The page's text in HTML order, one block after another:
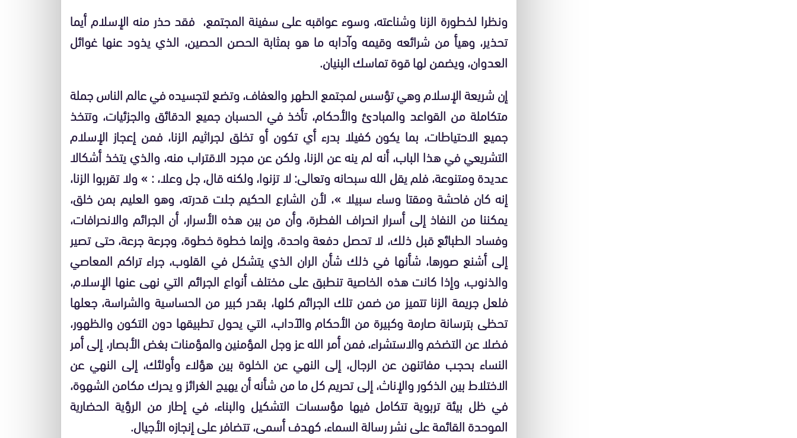
ونظرا لخطورة الزنا وشناعته، وسوء عواقبه على سفينة المجتمع، فقد حذر منه الإسلام أيما
تحذير، وهيأ من شرائعه وقيمه وآدابه ما هو بمثابة الحصن الحصين، الذي يذود عنها غوائل
العدوان، ويضمن لها قوة تماسك البنيان.
إن شريعة الإسلام وهي تؤسس لمجتمع الطهر والعفاف، وتضع لتجسيده في عالم الناس جملة
متكاملة من القواعد والمبادئ والأحكام، تأخذ في الحسبان جميع الدقائق والجزئيات، وتتخذ
جميع الاحتياطات، بما يكون كفيلا بدرء أي تكون أو تخلق لجراثيم الزنا، فمن إعجاز الإسلام
التشريعي في هذا الباب، أنه لم ينه عن الزنا، ولكن عن مجرد الاقتراب منه، والذي يتخذ أشكالا
عديدة ومتنوعة، فلم يقل الله سبحانه وتعالى: لا تزنوا، ولكنه قال، جل وعلا، : » ولا تقربوا الزنا،
إنه كان فاحشة ومقتا وساء سبيلا »، لأن الشارع الحكيم جلت قدرته، وهو العليم بمن خلق،
يمكننا من النفاذ إلى أسرار انحراف الفطرة، وأن من بين هذه الأسرار، أن الجرائم والانحرافات،
وفساد الطبائع قبل ذلك، لا تحصل دفعة واحدة، وإنما خطوة خطوة، وجرعة جرعة، حتى تصير
إلى أشنع صورها، شأنها في ذلك شأن الران الذي يتشكل في القلوب، جراء تراكم المعاصي
والذنوب، وإذا كانت هذه الخاصية تنطبق على مختلف أنواع الجرائم التي نهى عنها الإسلام،
فلعل جريمة الزنا تتميز من ضمن تلك الجرائم كلها، بقدر كبير من الحساسية والشراسة، جعلها
تحظى بترسانة صارمة وكبيرة من الأحكام والآداب، التي يحول تطبيقها دون التكون والظهور،
فضلا عن التضخم والاستشراء، فمن أمر الله عز وجل المؤمنين والمؤمنات بغض الأبصار، إلى أمر
النساء بحجب مفاتنهن عن الرجال، إلى النهي عن الخلوة بين هؤلاء وأولئك، إلى النهي عن
الاختلاط بين الذكور والإناث، إلى تحريم كل ما من شأنه أن يهيج الغرائز و يحرك مكامن الشهوة،
في ظل بيئة تربوية تتكامل فيها مؤسسات التشكيل والبناء، في إطار من الرؤية الحضارية
الموحدة القائمة على نشر رسالة السماء، كهدف أسمى، تتضافر على إنجازه الأجيال.